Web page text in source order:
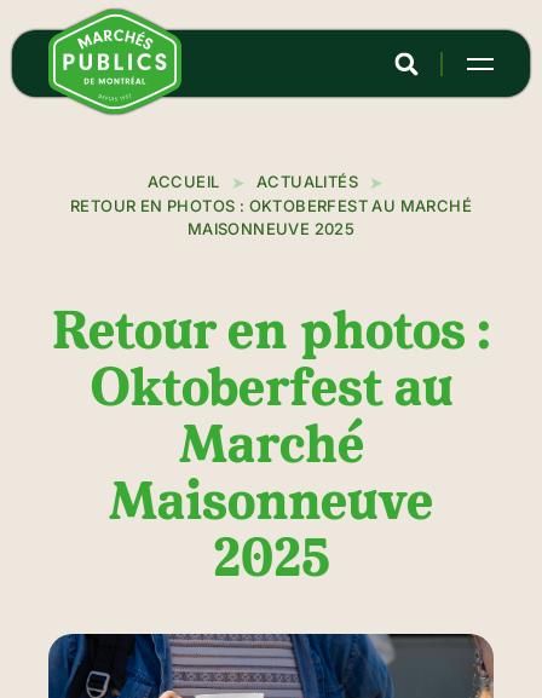
au
contenu
principal
ACCUEIL
ACTUALITÉS
RETOUR EN PHOTOS : OKTOBERFEST AU MARCHÉ
MAISONNEUVE 2025
Retour en photos :
Oktoberfest au
Marché
Maisonneuve
2025